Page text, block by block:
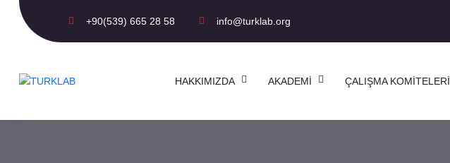
+90(539) 665 28 58 info@turklab.org
HAKKIMIZDA AKADEMI ÇALIŞMA KOMITELERI